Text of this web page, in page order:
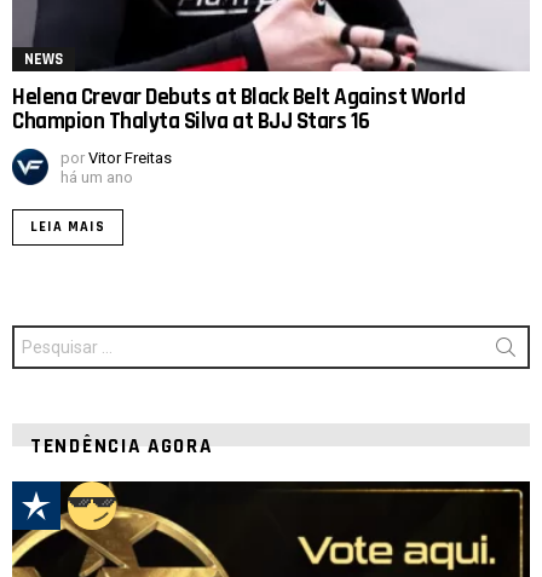
NEWS
Helena Crevar Debuts at Black Belt Against World
Champion Thalyta Silva at BJJ Stars 16
por Vitor Freitas
há um ano
LEIA MAIS
Procurar
por:
TENDÊNCIA AGORA